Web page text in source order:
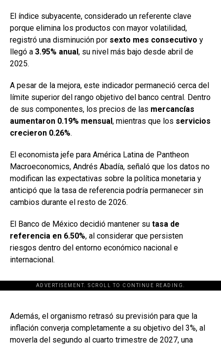
El índice subyacente, considerado un referente clave
porque elimina los productos con mayor volatilidad,
registró una disminución por sexto mes consecutivo y
llegó a 3.95% anual, su nivel más bajo desde abril de
2025.
A pesar de la mejora, este indicador permaneció cerca del
límite superior del rango objetivo del banco central. Dentro
de sus componentes, los precios de las mercancías
aumentaron 0.19% mensual, mientras que los servicios
crecieron 0.26%.
El economista jefe para América Latina de Pantheon
Macroeconomics, Andrés Abadía, señaló que los datos no
modifican las expectativas sobre la política monetaria y
anticipó que la tasa de referencia podría permanecer sin
cambios durante el resto de 2026.
El Banco de México decidió mantener su tasa de
referencia en 6.50%, al considerar que persisten
riesgos dentro del entorno económico nacional e
internacional.
ADVERTISEMENT. SCROLL TO CONTINUE READING.
[adsforwp id="243463"]
Además, el organismo retrasó su previsión para que la
inflación converja completamente a su objetivo del 3%, al
moverla del segundo al cuarto trimestre de 2027, una